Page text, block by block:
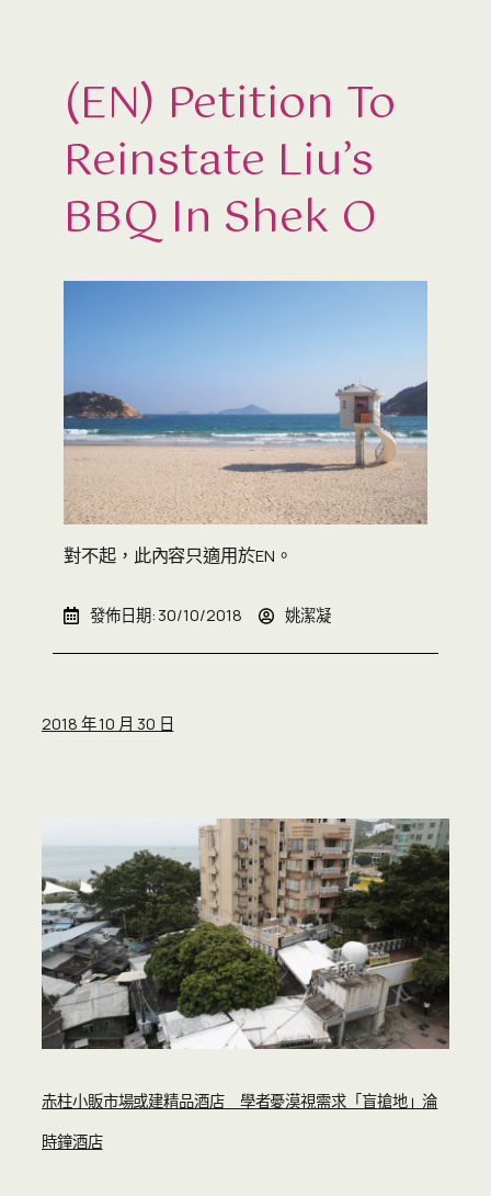
(EN) Petition To
Reinstate Liu’s
BBQ In Shek O
對不起，此內容只適用於EN 。
發佈日期: 30/10/2018 姚潔凝
2018 年 10 月 30 日
赤柱小販市場或建精品酒店 學者憂漠視需求「盲搶地」淪
時鐘酒店